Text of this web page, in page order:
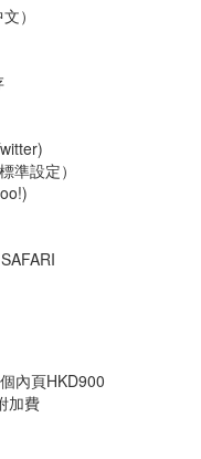
）
準設定）
內頁HKD900
加費